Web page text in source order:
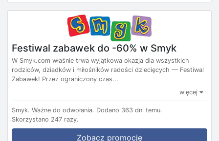
Festiwal zabawek do -60% w Smyk
W Smyk.com właśnie trwa wyjątkowa okazja dla wszystkich
rodziców, dziadków i miłośników radości dziecięcych — Festiwal
Zabawek! Przez ograniczony czas...
więcej
Smyk. Ważne do odwołania. Dodano 363 dni temu.
Skorzystano 247 razy.
Zobacz promocję